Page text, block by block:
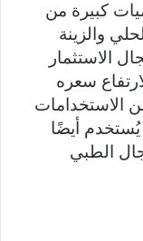
كبيرة من
والزينة
الاستثمار
سعره
الاستخدامات
أيضًا
الطبي